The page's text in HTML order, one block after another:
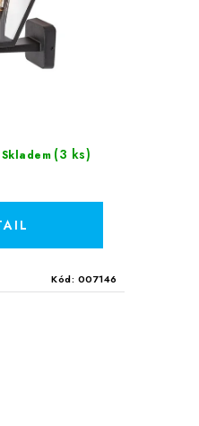
Skladem (3 ks)
Kód: 007146